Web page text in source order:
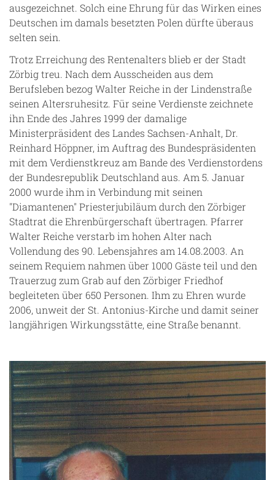
ausgezeichnet. Solch eine Ehrung für das Wirken eines
Deutschen im damals besetzten Polen dürfte überaus
selten sein.
Trotz Erreichung des Rentenalters blieb er der Stadt
Zörbig treu. Nach dem Ausscheiden aus dem
Berufsleben bezog Walter Reiche in der Lindenstraße
seinen Altersruhesitz. Für seine Verdienste zeichnete
ihn Ende des Jahres 1999 der damalige
Ministerpräsident des Landes Sachsen-Anhalt, Dr.
Reinhard Höppner, im Auftrag des Bundespräsidenten
mit dem Verdienstkreuz am Bande des Verdienstordens
der Bundesrepublik Deutschland aus. Am 5. Januar
2000 wurde ihm in Verbindung mit seinen
"Diamantenen" Priesterjubiläum durch den Zörbiger
Stadtrat die Ehrenbürgerschaft übertragen. Pfarrer
Walter Reiche verstarb im hohen Alter nach
Vollendung des 90. Lebensjahres am 14.08.2003. An
seinem Requiem nahmen über 1000 Gäste teil und den
Trauerzug zum Grab auf den Zörbiger Friedhof
begleiteten über 650 Personen. Ihm zu Ehren wurde
2006, unweit der St. Antonius-Kirche und damit seiner
langjährigen Wirkungsstätte, eine Straße benannt.